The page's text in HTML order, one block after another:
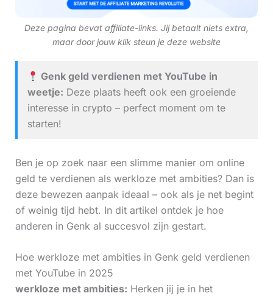
Deze pagina bevat affiliate-links. Jij betaalt niets extra,
maar door jouw klik steun je deze website
Genk geld verdienen met YouTube in
weetje: Deze plaats heeft ook een groeiende
interesse in crypto – perfect moment om te
starten!
Ben je op zoek naar een slimme manier om online
geld te verdienen als werkloze met ambities? Dan is
deze bewezen aanpak ideaal – ook als je net begint
of weinig tijd hebt. In dit artikel ontdek je hoe
anderen in Genk al succesvol zijn gestart.
Hoe werkloze met ambities in Genk geld verdienen
met YouTube in 2025
werkloze met ambities: Herken jij je in het